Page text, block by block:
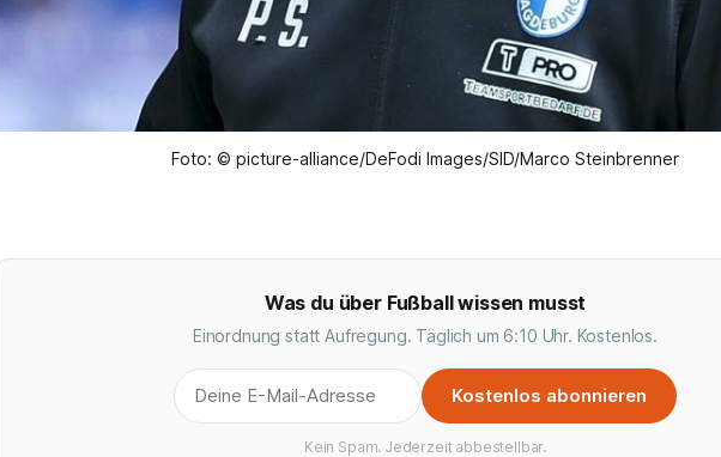
Foto: © picture-alliance/DeFodi Images/SID/Marco Steinbrenner
Was du über Fußball wissen musst
Einordnung statt Aufregung. Täglich um 6:10 Uhr. Kostenlos.
Kostenlos abonnieren
Kein Spam. Jederzeit abbestellbar.